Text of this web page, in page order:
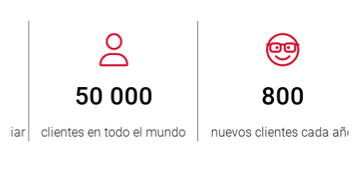
800
nuevos clientes cada año
> 3 500 000
unidades vendidas